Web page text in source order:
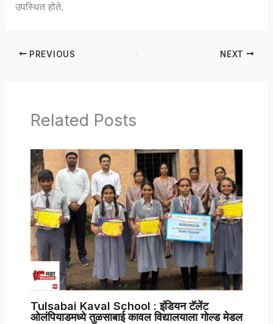
उपस्थित होते.
PREVIOUS NEXT
Related Posts
Tulsabai Kaval School : इंडियन टॅलेंट
ओलंपियाडमध्ये तुळसाबाई कावल विद्यालयाला गोल्ड मेडल